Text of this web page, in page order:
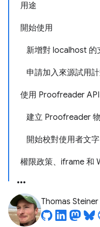
用途
開始使用
新增對 localhost 的
申請加入來源試用
使用 Proofreader API
建立 Proofreader
開始校對使用者文字
權限政策、iframe 和
Thomas Steiner